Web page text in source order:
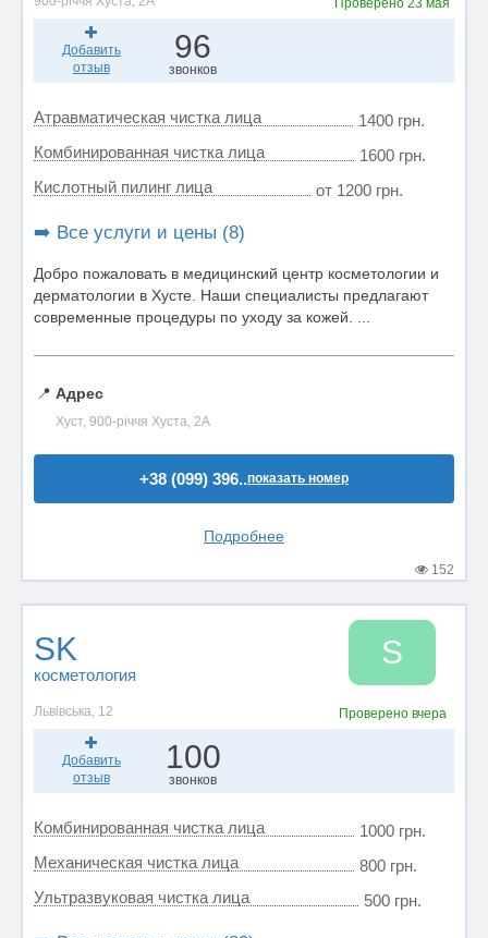
Проверено23 мая
Добавить
отзыв
96
звонков
Атравматическая чистка лица
1400 грн.
Комбинированная чистка лица
1600 грн.
Кислотный пилинг лица
от 1200 грн.
➡️ Все услуги и цены (8)
Добро пожаловать в медицинский центр косметологии и
дерматологии в Хусте. Наши специалисты предлагают
современные процедуры по уходу за кожей. ...
📍 Адрес
Хуст, 900-річчя Хуста, 2А
+38 (099) 396..показать номер
Подробнее
152
SK
косметология
S
Львівська, 12 Проверено вчера
Добавить
отзыв
100
звонков
Комбинированная чистка лица
1000 грн.
Механическая чистка лица
800 грн.
Ультразвуковая чистка лица
500 грн.